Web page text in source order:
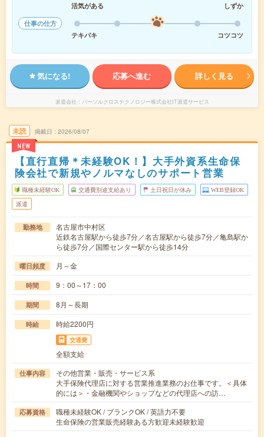
活気がある
しずか
仕事の仕方
テキパキ
コツコツ
気になる! 応募へ進む 詳しく見る
派遣会社 パーソルクロステクノロジー株式会社IT派遣サービス
未読
NEW
掲載日 2026/08/07
【直行直帰＊未経験OK！】大手外資系生命保
険会社で新規やノルマなしのサポート営業
職種未経験OK 交通費別途支給あり 土日祝日が休み WEB登録OK
派遣
勤務地
名古屋市中村区
近鉄名古屋駅から徒歩7分／名古屋駅から徒歩7分／亀島駅か
ら徒歩7分／国際センター駅から徒歩14分
曜日頻度 月～金
時間 9：00～17：00
期間 8月～長期
時給 時給2200円
交通費
全額支給
仕事内容
その他営業・販売・サービス系
大手保険代理店に対する営業推進業務のお仕事です。＜具体
的には＞・金融機関やショップなどの代理店への訪…
応募資格
職種未経験OK / ブランクOK / 英語力不要
生命保険の営業販売経験ある方歓迎未経験歓迎